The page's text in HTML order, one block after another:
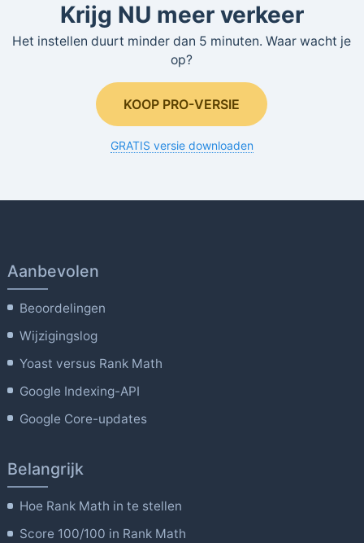
Krijg NU meer verkeer
Het instellen duurt minder dan 5 minuten. Waar wacht je
op?
KOOP PRO-VERSIE
GRATIS versie downloaden
Aanbevolen
Beoordelingen
Wijzigingslog
Yoast versus Rank Math
Google Indexing-API
Google Core-updates
Belangrijk
Hoe Rank Math in te stellen
Score 100/100 in Rank Math